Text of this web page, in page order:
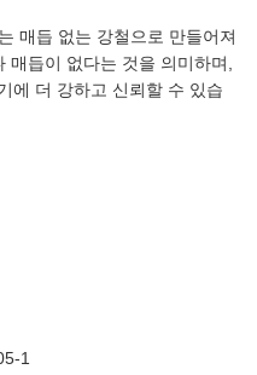
매듭 없는 강철으로 만들어져
듭이 없다는 것을 의미하며,
에 더 강하고 신뢰할 수 있습
1